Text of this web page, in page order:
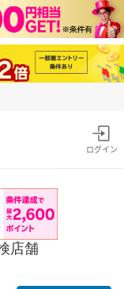
ログイン
店舗